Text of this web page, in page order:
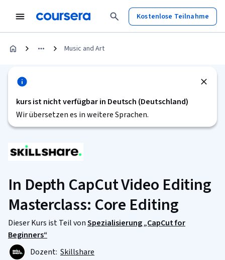
Kostenlose Teilnahme
Music and Art
kurs ist nicht verfügbar in Deutsch (Deutschland)
Wir übersetzen es in weitere Sprachen.
In Depth CapCut Video Editing
Masterclass: Core Editing
Dieser Kurs ist Teil vonSpezialisierung „CapCut for
Beginners“
Dozent: Skillshare